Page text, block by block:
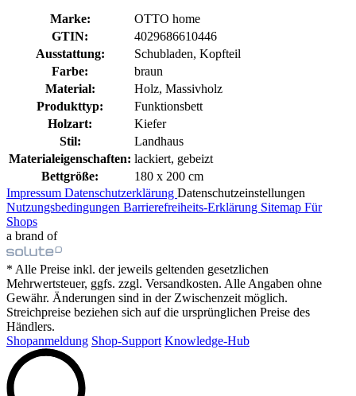
Marke:
OTTO home
GTIN:
4029686610446
Ausstattung:
Schubladen, Kopfteil
Farbe:
braun
Material:
Holz, Massivholz
Produkttyp:
Funktionsbett
Holzart:
Kiefer
Stil:
Landhaus
Materialeigenschaften: lackiert, gebeizt
Bettgröße:
180 x 200 cm
Impressum Datenschutzerklärung Datenschutzeinstellungen
Nutzungsbedingungen Barrierefreiheits-Erklärung Sitemap Für
Shops
a brand of
* Alle Preise inkl. der jeweils geltenden gesetzlichen
Mehrwertsteuer, ggfs. zzgl. Versandkosten. Alle Angaben ohne
Gewähr. Änderungen sind in der Zwischenzeit möglich.
Streichpreise beziehen sich auf die ursprünglichen Preise des
Händlers.
Shopanmeldung Shop-Support Knowledge-Hub